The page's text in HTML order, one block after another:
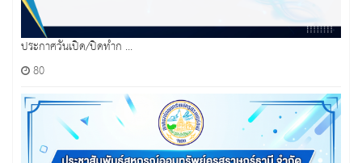
ประกาศวันเปิด/ปิดทำก ...
80